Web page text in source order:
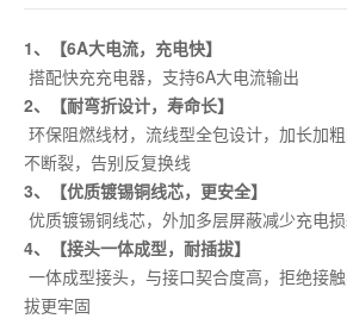
1、【6A大电流，充电快】
搭配快充充电器，支持6A大电流输出
2、【耐弯折设计，寿命长】
环保阻燃线材，流线型全包设计，加长加
不断裂，告别反复换线
3、【优质镀锡铜线芯，更安全】
优质镀锡铜线芯，外加多层屏蔽减少充电
4、【接头一体成型，耐插拔】
一体成型接头，与接口契合度高，拒绝接
拔更牢固